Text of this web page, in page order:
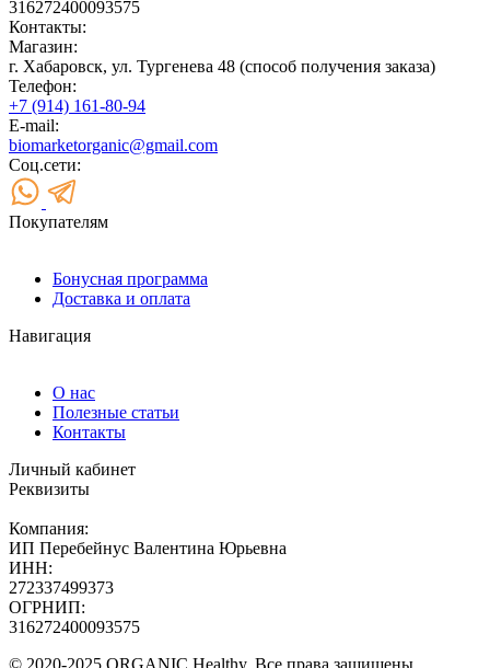
316272400093575
Контакты:
Магазин:
г. Хабаровск, ул. Тургенева 48 (способ получения заказа)
Телефон:
+7 (914) 161-80-94
E-mail:
biomarketorganic@gmail.com
Соц.сети:
Покупателям
Бонусная программа
Доставка и оплата
Навигация
О нас
Полезные статьи
Контакты
Личный кабинет
Реквизиты
Компания:
ИП Перебейнус Валентина Юрьевна
ИНН:
272337499373
ОГРНИП:
316272400093575
© 2020-2025 ORGANIC Healthy. Все права защищены